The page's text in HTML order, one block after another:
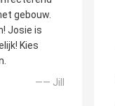
gebouw.
Josie is
Kies
—— Jill